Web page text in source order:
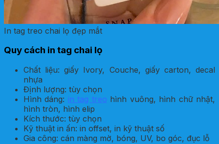
In tag treo chai lọ đẹp mắt
Quy cách in tag chai lọ
Chất liệu: giấy Ivory, Couche, giấy carton, decal
nhựa
Định lượng: tùy chọn
Hình dáng: in tag treo hình vuông, hình chữ nhật,
hình tròn, hình elip
Kích thước: tùy chọn
Kỹ thuật in ấn: in offset, in kỹ thuật số
Gia công: cán màng mờ, bóng, UV, bo góc, đục lỗ